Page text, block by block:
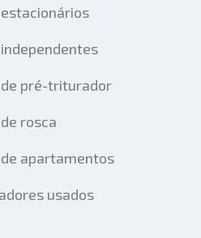
pré-triturador
rosca
apartamentos
usados